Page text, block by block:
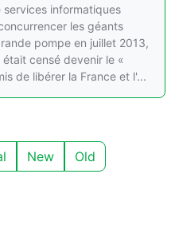
informatiques
les géants
pompe en juillet 2013,
censé devenir le «
de libérer la France et l'...
New Old